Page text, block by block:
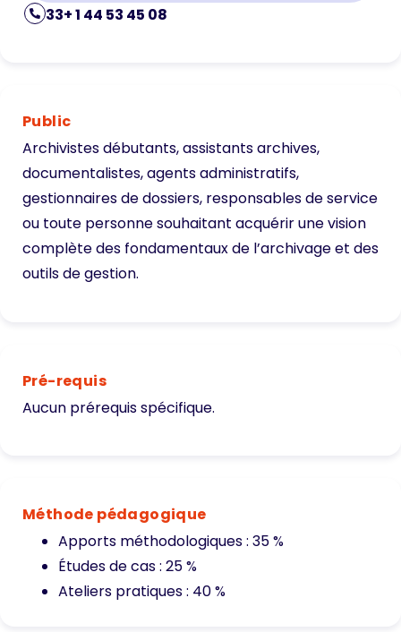
33+ 1 44 53 45 08
Public
Archivistes débutants, assistants archives,
documentalistes, agents administratifs,
gestionnaires de dossiers, responsables de service
ou toute personne souhaitant acquérir une vision
complète des fondamentaux de l’archivage et des
outils de gestion.
Pré-requis
Aucun prérequis spécifique.
Méthode pédagogique
Apports méthodologiques : 35 %
Études de cas : 25 %
Ateliers pratiques : 40 %